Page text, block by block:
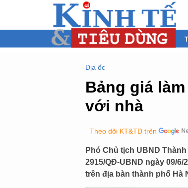
Địa ốc
Bảng giá
với nhà
Theo dõi KT&TD trên
Phó Chủ tịch UBND
2915/QĐ-UBND ngày 09/
trên địa bàn thành phố Hà